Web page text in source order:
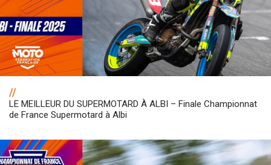
//
LE MEILLEUR DU SUPERMOTARD À ALBI – Finale Championnat
de France Supermotard à Albi